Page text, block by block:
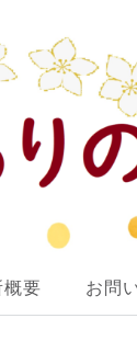
書士事
いきたい
要 お問